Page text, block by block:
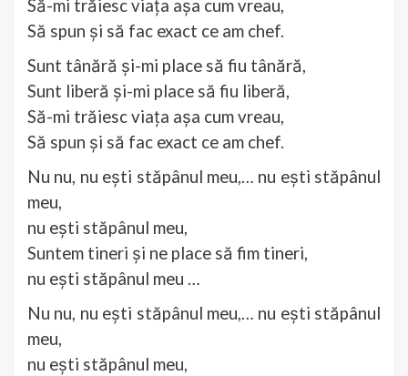
Să-mi trăiesc viața așa cum vreau,
Să spun și să fac exact ce am chef.
Sunt tânără și-mi place să fiu tânără,
Sunt liberă și-mi place să fiu liberă,
Să-mi trăiesc viața așa cum vreau,
Să spun și să fac exact ce am chef.
Nu nu, nu ești stăpânul meu,… nu ești stăpânul
meu,
nu ești stăpânul meu,
Suntem tineri și ne place să fim tineri,
nu ești stăpânul meu …
Nu nu, nu ești stăpânul meu,… nu ești stăpânul
meu,
nu ești stăpânul meu,